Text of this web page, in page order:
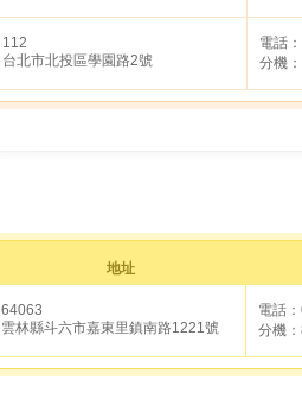
112
台北市北投區學園路2號
電話
分機
地址
64063
雲林縣斗六市嘉東里鎮南路1221號
電話
分機